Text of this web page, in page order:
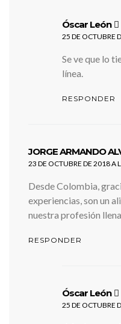
Óscar León
25 DE OCTUBRE
Se ve que lo
línea.
RESPONDER
JORGE ARMANDO
23 DE OCTUBRE DE 2018 A
Desde Colombia,
experiencias, son un
nuestra profesión
RESPONDER
Óscar León
25 DE OCTUBRE